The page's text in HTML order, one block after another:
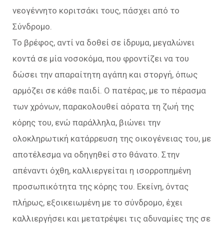
νεογέννητο κοριτσάκι τους, πάσχει από το
Σύνδρομο.
Το βρέφος, αντί να δοθεί σε ίδρυμα, μεγαλώνει
κοντά σε μία νοσοκόμα, που φροντίζει να του
δώσει την απαραίτητη αγάπη και στοργή, όπως
αρμόζει σε κάθε παιδί. Ο πατέρας, με το πέρασμα
των χρόνων, παρακολουθεί αόρατα τη ζωή της
κόρης του, ενώ παράλληλα, βιώνει την
ολοκληρωτική κατάρρευση της οικογένειας του, με
αποτέλεσμα να οδηγηθεί στο θάνατο. Στην
απέναντι όχθη, καλλιεργείται η ισορροπημένη
προσωπικότητα της κόρης του. Εκείνη, όντας
πλήρως, εξοικειωμένη με το σύνδρομο, έχει
καλλιεργήσει και μετατρέψει τις αδυναμίες της σε